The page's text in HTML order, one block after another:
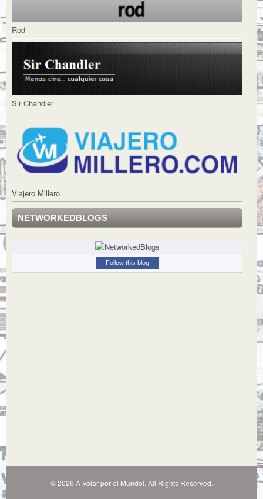
Rod
Sir Chandler
Viajero Millero
NETWORKEDBLOGS
Follow this blog
© 2026 A Volar por el Mundo!. All Rights Reserved.